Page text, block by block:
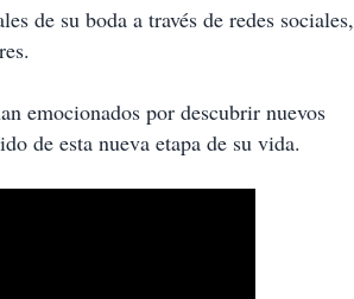
de su boda a través de redes sociales,
emocionados por descubrir nuevos
de esta nueva etapa de su vida.